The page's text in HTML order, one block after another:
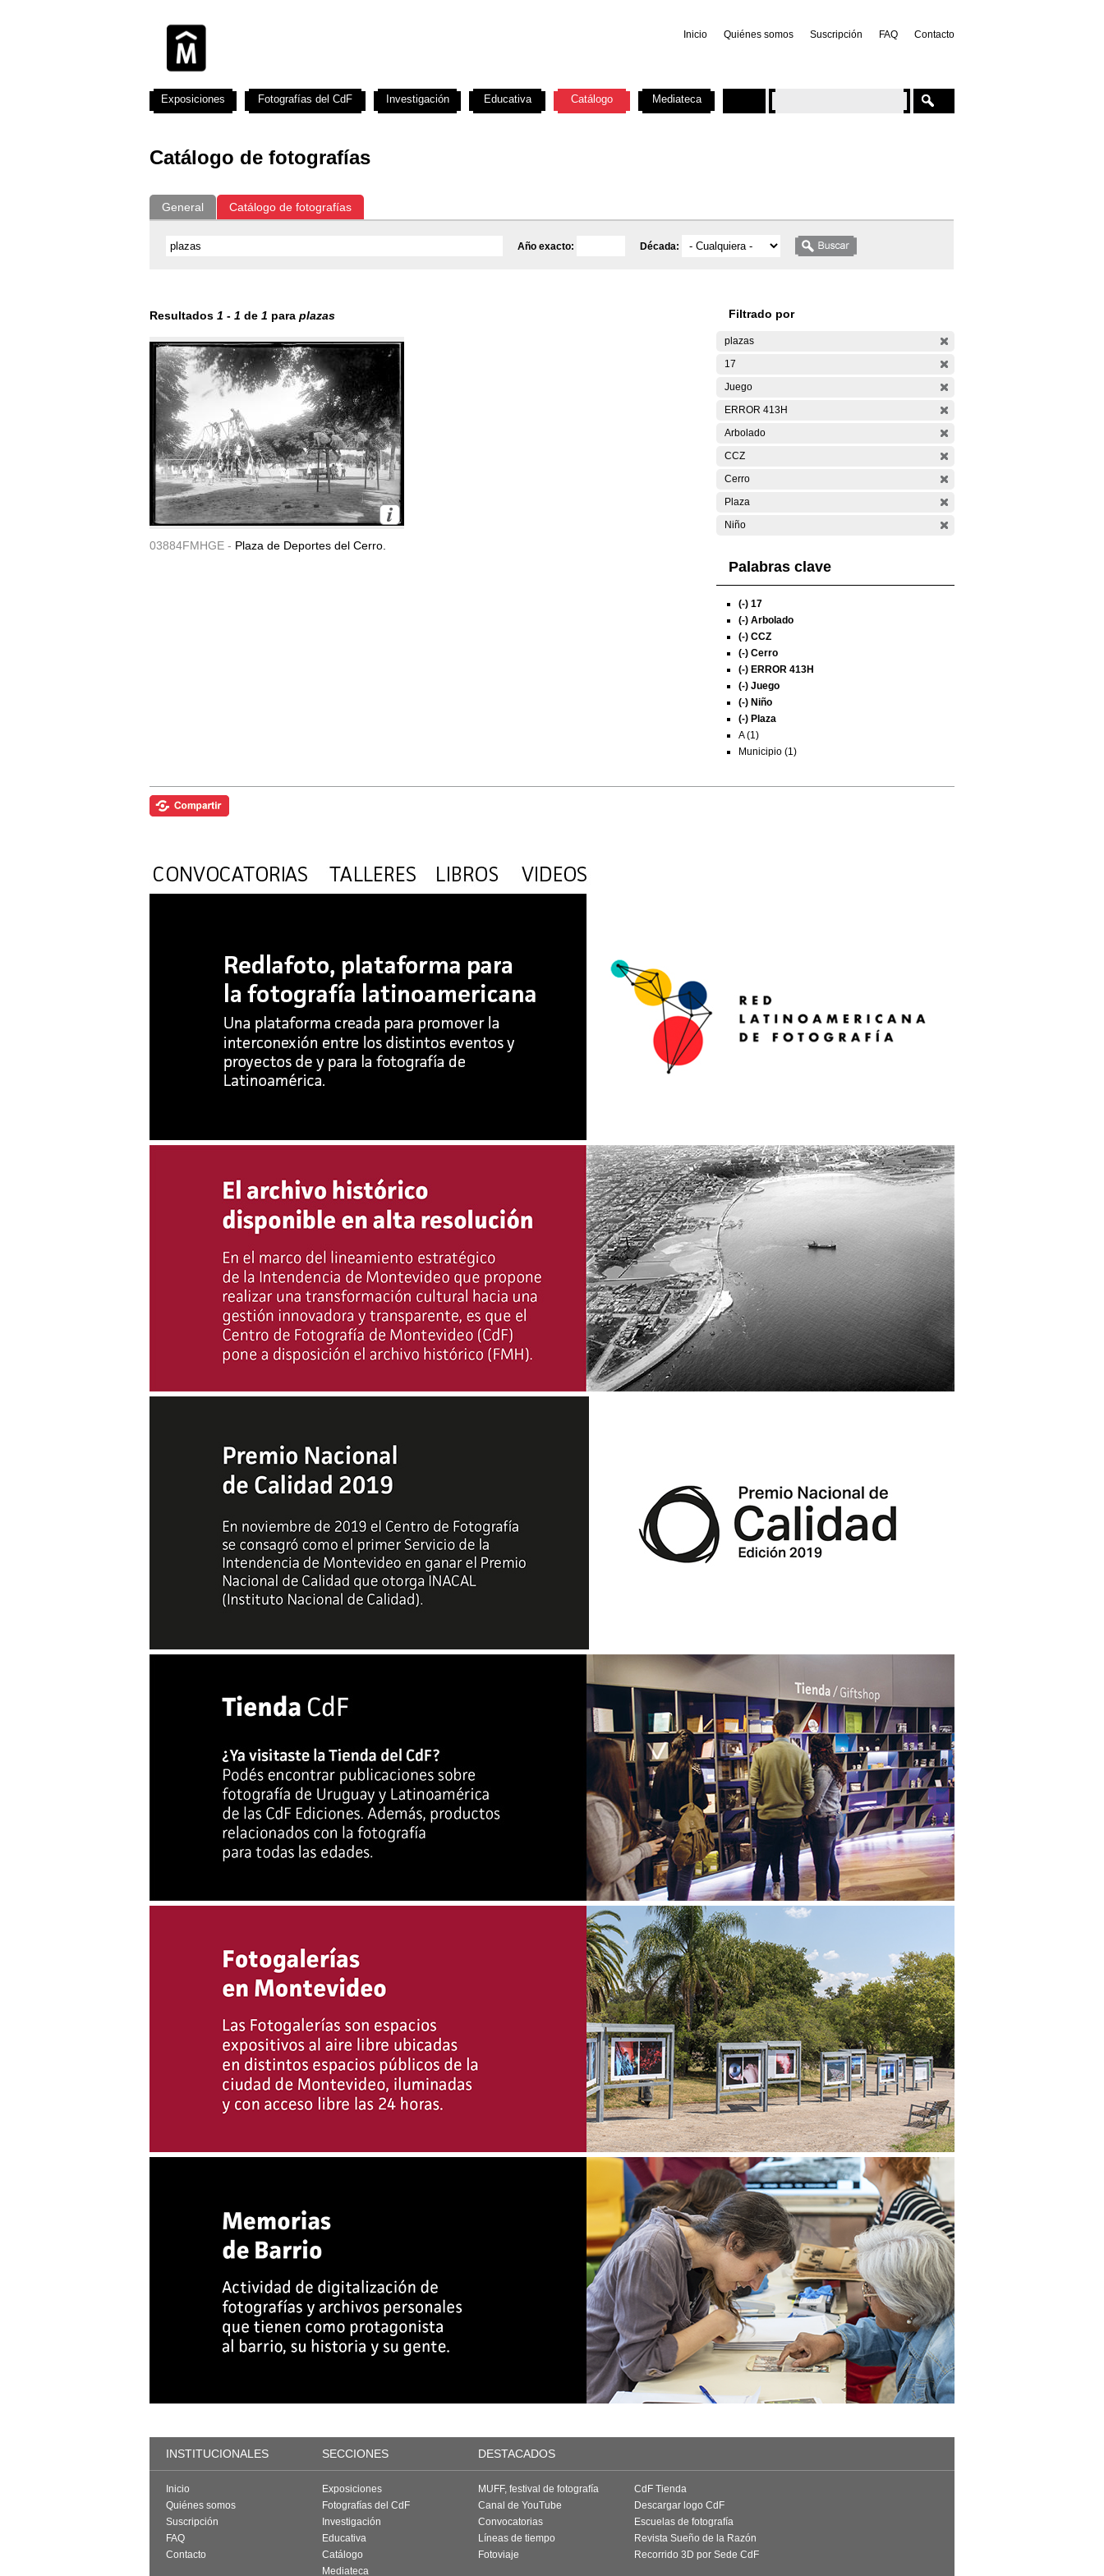
Inicio Quiénes somos Suscripción FAQ Contacto
Catálogo de fotografías
General Catálogo de fotografías
Año exacto: Década:
Resultados 1 - 1 de 1 para plazas
03884FMHGE - Plaza de Deportes del Cerro.
Filtrado por
plazas
17
Juego
ERROR 413H
Arbolado
CCZ
Cerro
Plaza
Niño
Palabras clave
(-) 17
(-) Arbolado
(-) CCZ
(-) Cerro
(-) ERROR 413H
(-) Juego
(-) Niño
(-) Plaza
A (1)
Municipio (1)
Exposiciones Fotografías del CdF Investigación Educativa Catálogo Mediateca
INSTITUCIONALES SECCIONES DESTACADOS
Inicio
Quiénes somos
Suscripción
FAQ
Contacto
Exposiciones
Fotografías del CdF
Investigación
Educativa
Catálogo
Mediateca
MUFF, festival de fotografía
Canal de YouTube
Convocatorias
Líneas de tiempo
Fotoviaje
CdF Tienda
Descargar logo CdF
Escuelas de fotografía
Revista Sueño de la Razón
Recorrido 3D por Sede CdF